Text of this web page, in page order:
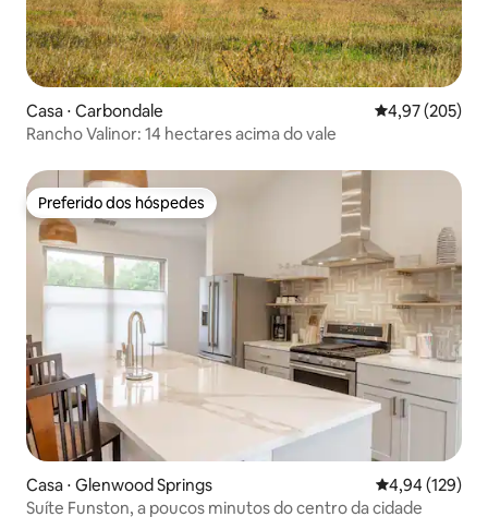
Casa ⋅ Carbondale 4,97 de uma
4,97 (205)
Rancho Valinor: 14 hectares acima do vale
Preferido dos hóspedes
Preferido dos hóspedes
Casa ⋅ Glenwood Springs 4,94 de uma
4,94 (129)
Suíte Funston, a poucos minutos do centro da cidade